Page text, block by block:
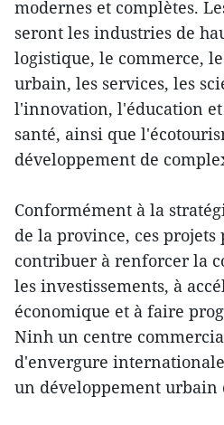
modernes et complètes.
seront les industries de
logistique, le commerce,
urbain, les services, les
l'innovation, l'éducation
santé, ainsi que
développement de
Conformément à la
de la province, ces
contribuer à renforcer la
les investissements, à
économique et à faire
Ninh un centre
d'envergure
un développement urbain